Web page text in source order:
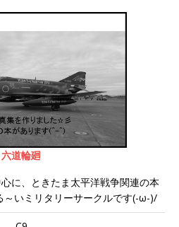
六道輪廻
に、ときたま太平洋戦争関連の本
～いミリタリーサークルです(-ω-)/